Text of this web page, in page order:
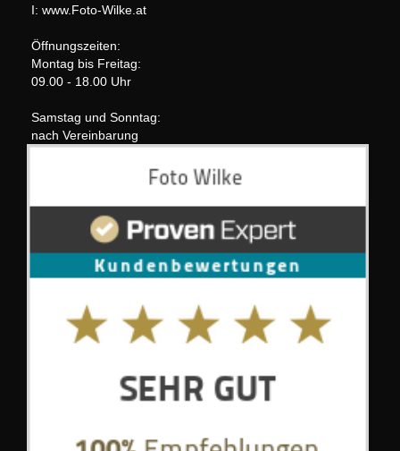
I: www.Foto-Wilke.at
Öffnungszeiten:
Montag bis Freitag:
09.00 - 18.00 Uhr
Samstag und Sonntag:
nach Vereinbarung